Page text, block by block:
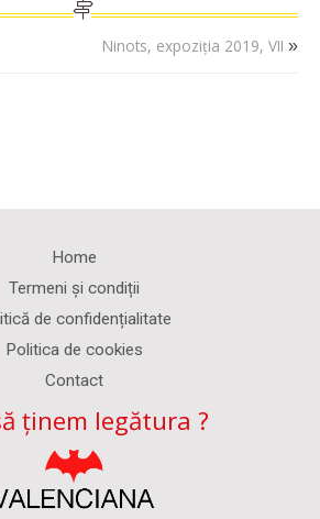
Ninots, expoziția 2019, VII »
Home
Termeni și condiții
de confidențialitate
Politica de cookies
Contact
ținem legătura ?